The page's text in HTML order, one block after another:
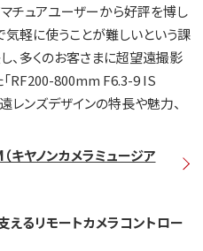
マチュアユーザーから好評を博し
気軽に使うことが難しいという課
、多くのお客さまに超望遠撮影
RF200-800mm F6.3-9 IS
レンズデザインの特長や魅力、
ヤノンカメラミュージア
るリモートカメラコントロー